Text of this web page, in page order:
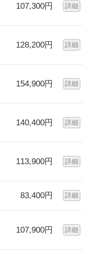
107,300円 詳細
128,200円 詳細
154,900円 詳細
140,400円 詳細
113,900円 詳細
83,400円 詳細
107,900円 詳細